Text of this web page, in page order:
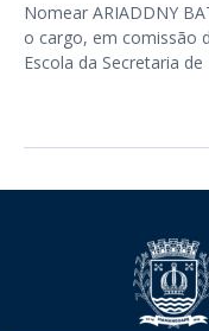
Nomear ARIADDNY
o cargo, em comissão
Escola da Secretaria